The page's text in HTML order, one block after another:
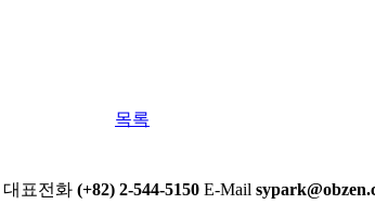
목록
대표전화 (+82) 2-544-5150 E-Mail